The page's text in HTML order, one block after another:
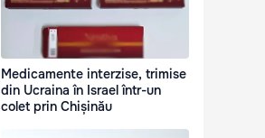
Medicamente interzise, trimise
din Ucraina în Israel într-un
colet prin Chișinău